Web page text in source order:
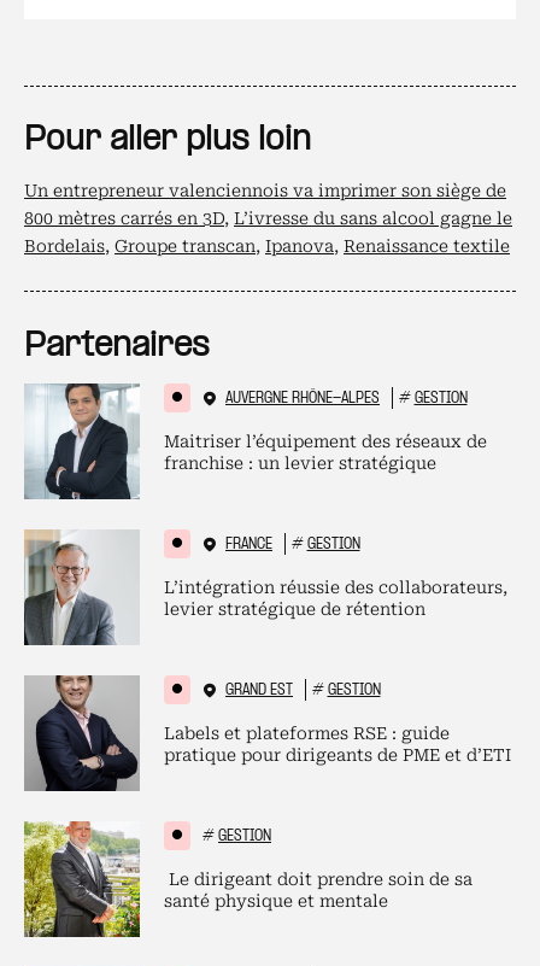
Pour aller plus loin
Un entrepreneur valenciennois va imprimer son siège de
800 mètres carrés en 3D, L’ivresse du sans alcool gagne le
Bordelais, Groupe transcan, Ipanova, Renaissance textile
Partenaires
AUVERGNE RHÔNE-ALPES # GESTION
Maitriser l’équipement des réseaux de
franchise : un levier stratégique
FRANCE # GESTION
L’intégration réussie des collaborateurs,
levier stratégique de rétention
GRAND EST # GESTION
Labels et plateformes RSE : guide
pratique pour dirigeants de PME et d’ETI
# GESTION
Le dirigeant doit prendre soin de sa
santé physique et mentale